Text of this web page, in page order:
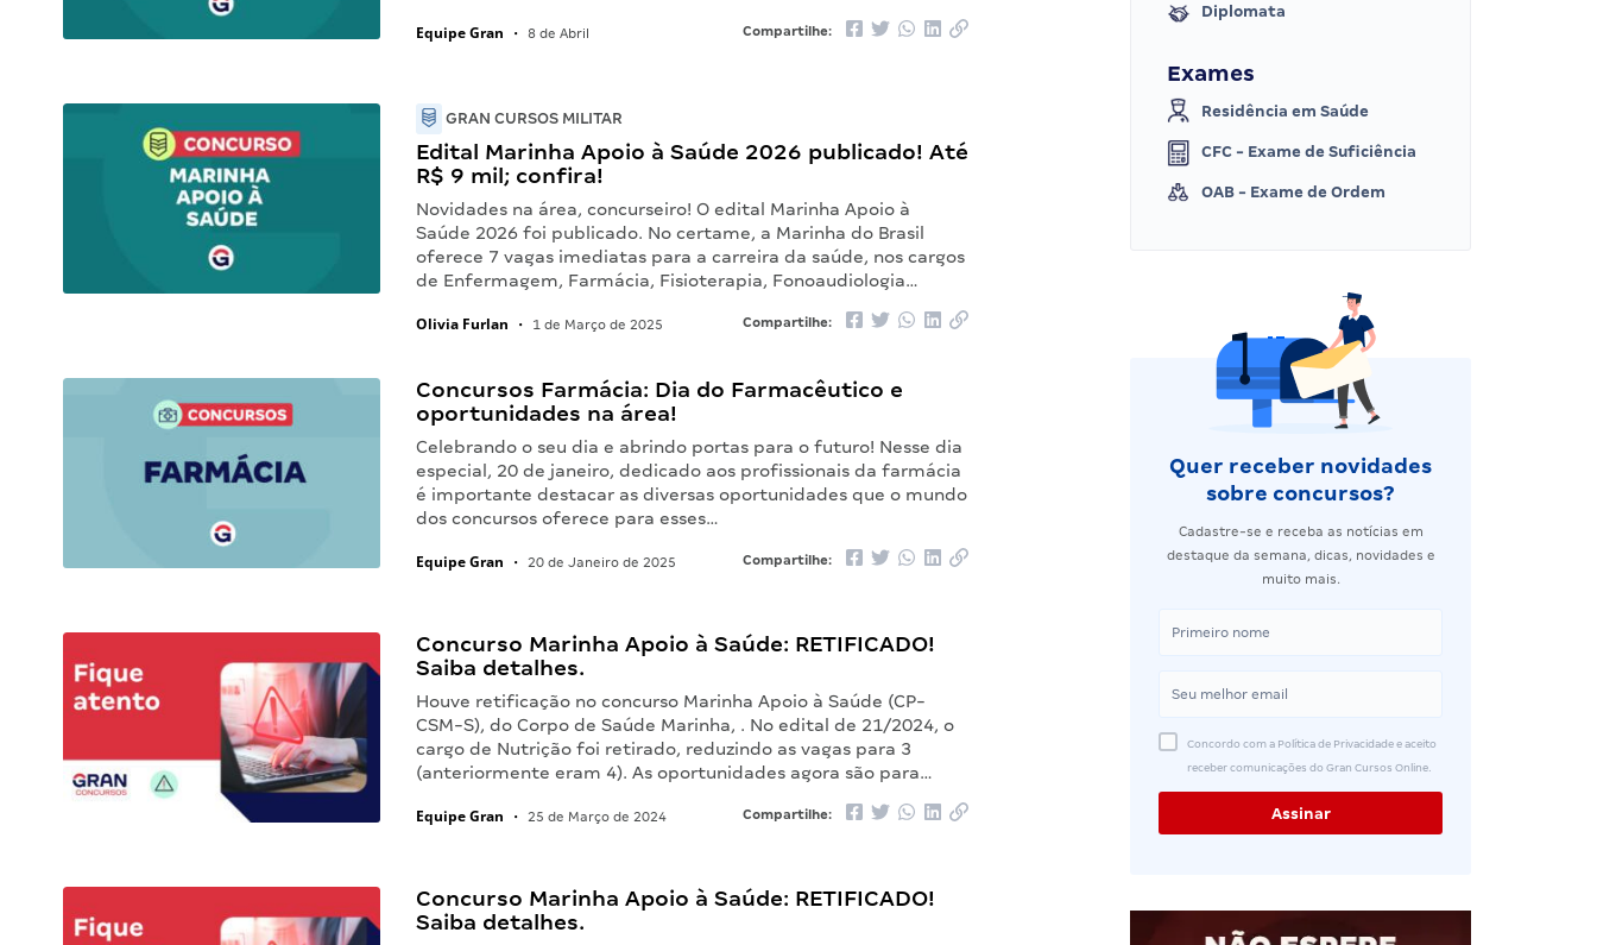
Equipe Gran • 8 de Abril Compartilhe:
GRAN CURSOS MILITAR
Edital Marinha Apoio à Saúde 2026 publicado! Até
R$ 9 mil; confira!
Novidades na área, concurseiro! O edital Marinha Apoio à
Saúde 2026 foi publicado. No certame, a Marinha do Brasil
oferece 7 vagas imediatas para a carreira da saúde, nos cargos
de Enfermagem, Farmácia, Fisioterapia, Fonoaudiologia…
Olivia Furlan • 1 de Março de 2025 Compartilhe:
Concursos Farmácia: Dia do Farmacêutico e
oportunidades na área!
Celebrando o seu dia e abrindo portas para o futuro! Nesse dia
especial, 20 de janeiro, dedicado aos profissionais da farmácia
é importante destacar as diversas oportunidades que o mundo
dos concursos oferece para esses…
Equipe Gran • 20 de Janeiro de 2025 Compartilhe:
Concurso Marinha Apoio à Saúde: RETIFICADO!
Saiba detalhes.
Houve retificação no concurso Marinha Apoio à Saúde (CP-
CSM-S), do Corpo de Saúde Marinha, . No edital de 21/2024, o
cargo de Nutrição foi retirado, reduzindo as vagas para 3
(anteriormente eram 4). As oportunidades agora são para…
Equipe Gran • 25 de Março de 2024 Compartilhe:
Concurso Marinha Apoio à Saúde: RETIFICADO!
Saiba detalhes.
Diplomata
Exames
Residência em Saúde
CFC - Exame de Suficiência
OAB - Exame de Ordem
Quer receber novidades
sobre concursos?
Cadastre-se e receba as notícias em
destaque da semana, dicas, novidades e
muito mais.
Concordo com a Política de Privacidade e aceito
receber comunicações do Gran Cursos Online.